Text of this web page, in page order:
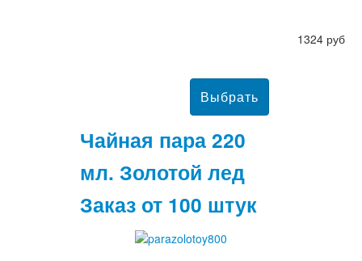
1324 руб
Чайная пара 220
мл. Золотой лед
Заказ от 100 штук